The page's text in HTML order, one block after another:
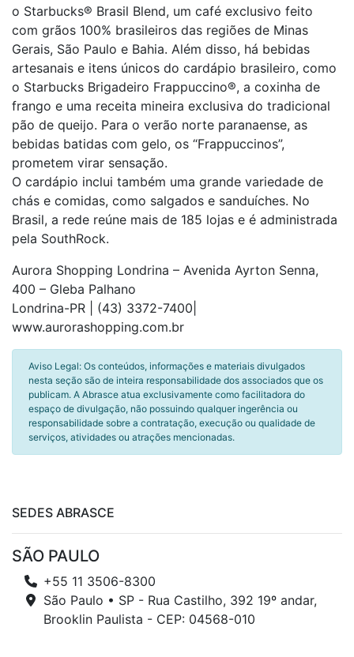
o Starbucks® Brasil Blend, um café exclusivo feito
com grãos 100% brasileiros das regiões de Minas
Gerais, São Paulo e Bahia. Além disso, há bebidas
artesanais e itens únicos do cardápio brasileiro, como
o Starbucks Brigadeiro Frappuccino®, a coxinha de
frango e uma receita mineira exclusiva do tradicional
pão de queijo. Para o verão norte paranaense, as
bebidas batidas com gelo, os “Frappuccinos”,
prometem virar sensação.
O cardápio inclui também uma grande variedade de
chás e comidas, como salgados e sanduíches. No
Brasil, a rede reúne mais de 185 lojas e é administrada
pela SouthRock.
Aurora Shopping Londrina – Avenida Ayrton Senna,
400 – Gleba Palhano
Londrina-PR | (43) 3372-7400|
www.aurorashopping.com.br
Aviso Legal: Os conteúdos, informações e materiais divulgados
nesta seção são de inteira responsabilidade dos associados que os
publicam. A Abrasce atua exclusivamente como facilitadora do
espaço de divulgação, não possuindo qualquer ingerência ou
responsabilidade sobre a contratação, execução ou qualidade de
serviços, atividades ou atrações mencionadas.
SEDES ABRASCE
SÃO PAULO
+55 11 3506-8300
São Paulo • SP - Rua Castilho, 392 19º andar,
Brooklin Paulista - CEP: 04568-010